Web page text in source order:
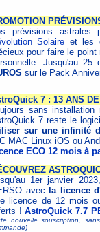
prévisions astrales
Solaire et les
pour faire le
Jusqu'au 25
sur le Pack
7 : 13 ANS
sans
7 reste le
sur une infinité
MAC Linux iOS ou
ECO 12 mois à
1er janvier
avec
la licence
licence de 12 mois
!AstroQuick 7.7
nouvelle souscription,